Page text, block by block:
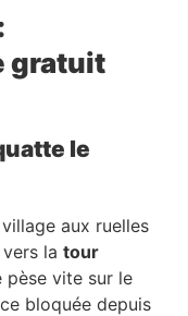
gratuit
le
aux ruelles
la tour
pèse vite sur le
bloquée depuis